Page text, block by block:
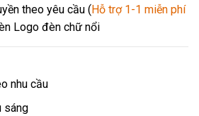
theo yêu cầu (Hỗ trợ 1-1 miễn phí
Logo đèn chữ nổi
nhu cầu
sáng